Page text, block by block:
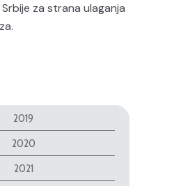
za strana ulaganja
2019
2020
2021